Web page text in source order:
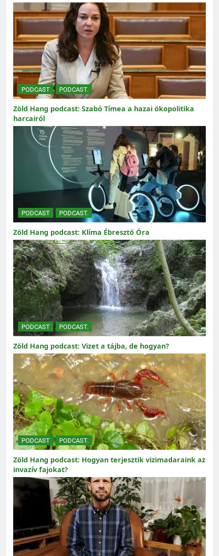
PODCAST PODCAST.
Zöld Hang podcast: Szabó Tímea a hazai ökopolitika
harcairól
PODCAST PODCAST.
Zöld Hang podcast: Klíma Ébresztő Óra
PODCAST PODCAST.
Zöld Hang podcast: Vizet a tájba, de hogyan?
PODCAST PODCAST.
Zöld Hang podcast: Hogyan terjesztik vizimadaraink az
invazív fajokat?